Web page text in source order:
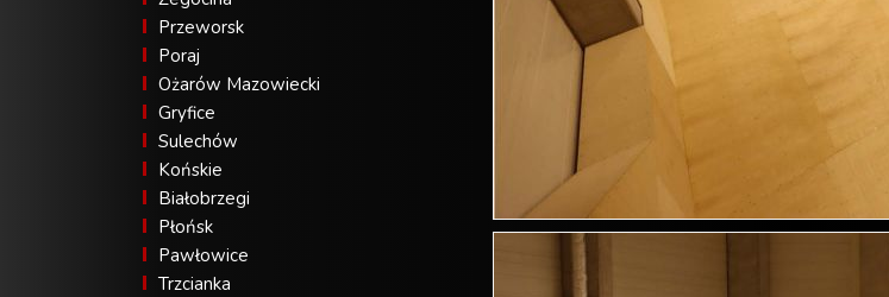
Przeworsk
Poraj
Ożarów Mazowiecki
Gryfice
Sulechów
Końskie
Białobrzegi
Płońsk
Pawłowice
Trzcianka